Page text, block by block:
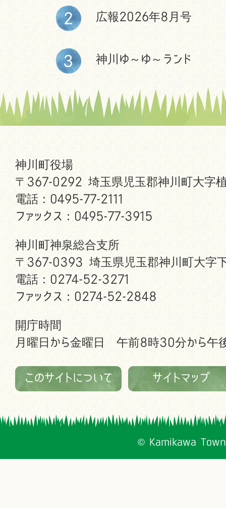
広報2026年8月号
神川ゆ～ゆ～ランド
神川町役場
〒367-0292 埼玉県児玉郡神川町大字
電話：0495-77-2111
ファックス：0495-77-3915
神川町神泉総合支所
〒367-0393 埼玉県児玉郡神川町大字
電話：0274-52-3271
ファックス：0274-52-2848
開庁時間
月曜日から金曜日 午前8時30分から午
このサイトについて サイトマップ
© Kamikawa Town